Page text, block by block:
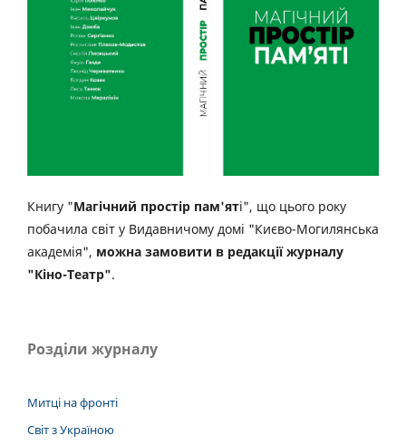
Книгу "Магічний простір пам'яті", що цього року
побачила світ у Видавничому домі "Києво-Могилянська
академія", можна замовити в редакції журналу
"Кіно-Театр".
Розділи журналу
Митці на фронті
Світ з Україною